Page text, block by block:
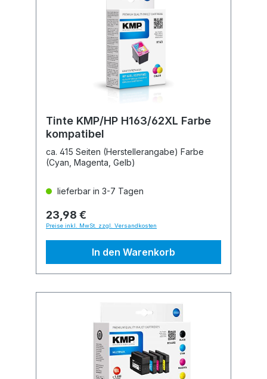
Tinte KMP/HP H163/62XL Farbe
kompatibel
ca. 415 Seiten (Herstellerangabe) Farbe
(Cyan, Magenta, Gelb)
lieferbar in 3-7 Tagen
23,98 €
Preise inkl. MwSt. zzgl. Versandkosten
In den Warenkorb